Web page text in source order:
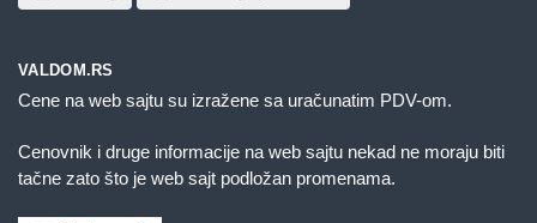
VALDOM.RS
Cene na web sajtu su izražene sa uračunatim PDV-om.
Cenovnik i druge informacije na web sajtu nekad ne moraju biti
tačne zato što je web sajt podložan promenama.